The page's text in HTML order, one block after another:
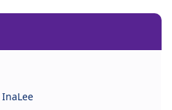
InaLee